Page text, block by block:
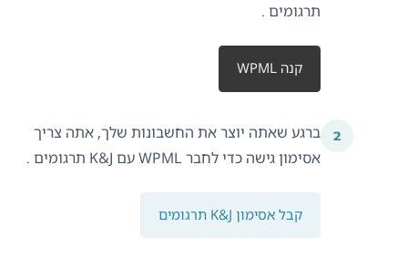
תרגומים .
קנה WPML
ברגע שאתה יוצר את החשבונות שלך, אתה צריך
אסימון גישה כדי לחבר WPML עם K&J תרגומים .
קבל אסימון K&J תרגומים